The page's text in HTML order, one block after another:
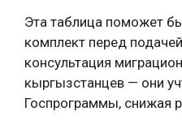
Эта таблица поможет
комплект перед
консультация
кыргызстанцев — они
Госпрограммы, снижая